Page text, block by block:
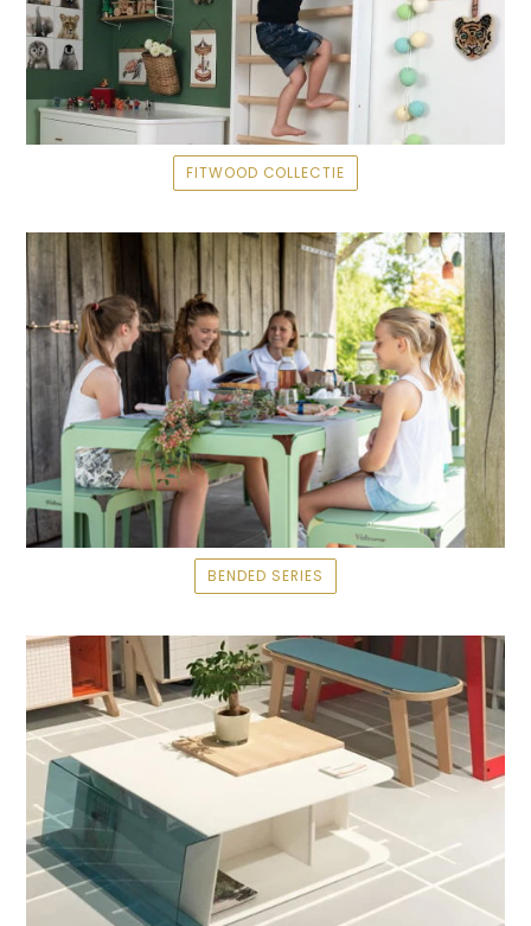
FITWOOD COLLECTIE
BENDED SERIES